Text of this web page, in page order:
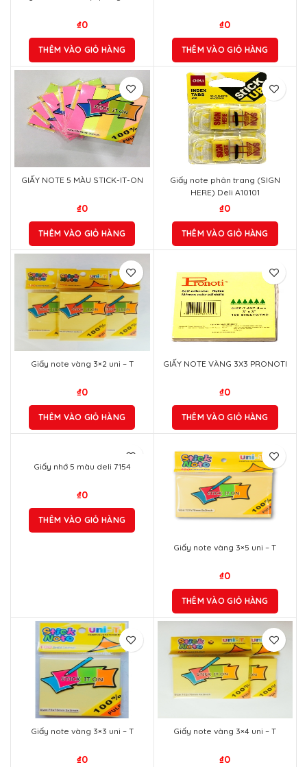
₫0
THÊM VÀO GIỎ HÀNG
₫0
THÊM VÀO GIỎ HÀNG
GIẤY NOTE 5 MÀU STICK-IT-ON
₫0
THÊM VÀO GIỎ HÀNG
Giấy note phân trang (SIGN
HERE) Deli A10101
₫0
THÊM VÀO GIỎ HÀNG
Giấy note vàng 3×2 uni – T
₫0
THÊM VÀO GIỎ HÀNG
GIẤY NOTE VÀNG 3X3 PRONOTI
₫0
THÊM VÀO GIỎ HÀNG
Giấy nhớ 5 màu deli 7154
₫0
THÊM VÀO GIỎ HÀNG
Giấy note vàng 3×5 uni – T
₫0
THÊM VÀO GIỎ HÀNG
Giấy note vàng 3×3 uni – T
₫0
Giấy note vàng 3×4 uni – T
₫0